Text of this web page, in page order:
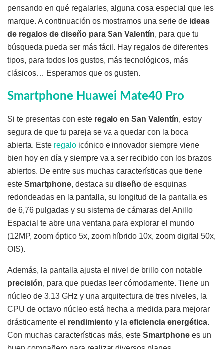
pensando en qué regalarles, alguna cosa especial que les
marque. A continuación os mostramos una serie de ideas
de regalos de diseño para San Valentín, para que tu
búsqueda pueda ser más fácil. Hay regalos de diferentes
tipos, para todos los gustos, más tecnológicos, más
clásicos… Esperamos que os gusten.
Smartphone Huawei Mate40 Pro
Si te presentas con este regalo en San Valentín, estoy
segura de que tu pareja se va a quedar con la boca
abierta. Este regalo icónico e innovador siempre viene
bien hoy en día y siempre va a ser recibido con los brazos
abiertos. De entre sus muchas características que tiene
este Smartphone, destaca su diseño de esquinas
redondeadas en la pantalla, su longitud de la pantalla es
de 6,76 pulgadas y su sistema de cámaras del Anillo
Espacial te abre una ventana para explorar el mundo
(12MP, zoom óptico 5x, zoom híbrido 10x, zoom digital 50x,
OIS).
Además, la pantalla ajusta el nivel de brillo con notable
precisión, para que puedas leer cómodamente. Tiene un
núcleo de 3.13 GHz y una arquitectura de tres niveles, la
CPU de octavo núcleo está hecha a medida para mejorar
drásticamente el rendimiento y la eficiencia energética.
Con muchas características más, este Smartphone es un